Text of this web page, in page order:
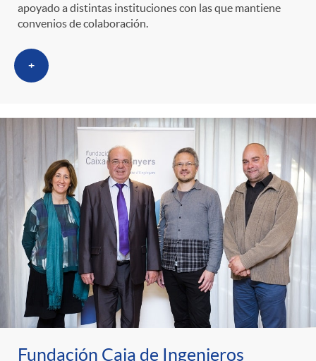
apoyado a distintas instituciones con las que mantiene
convenios de colaboración.
+
Fundación Caja de Ingenieros